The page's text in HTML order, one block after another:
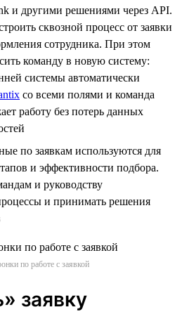
и другими решениями через API.
сквозной процесс от заявки
сотрудника. При этом
команду в новую систему:
системы автоматически
со всеми полями и команда
работу без потерь данных
по заявкам используются для
и эффективности подбора.
и руководству
и принимать решения
по работе с заявкой
заявку